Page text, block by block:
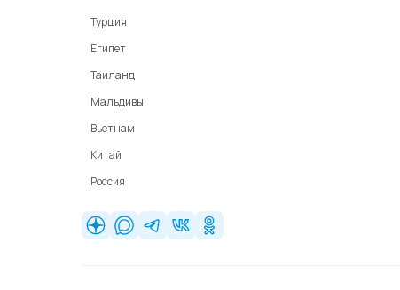
Турция
Египет
Таиланд
Мальдивы
Вьетнам
Китай
Россия